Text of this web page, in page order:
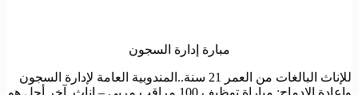
مبارة إدارة السجون
للإناث البالغات من العمر 21 سنة..المندوبية العامة لإدارة السجون
وإعادة الإدماج: مباراة توظيف 100 مراقب مربي – إناث. آخر أجل هو